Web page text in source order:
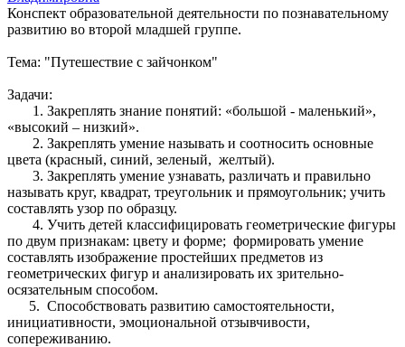
Конспект образовательной деятельности по познавательному
развитию во второй младшей группе.
Тема: "Путешествие с зайчонком"
Задачи:
1. Закреплять знание понятий: «большой - маленький»,
«высокий – низкий».
2. Закреплять умение называть и соотносить основные
цвета (красный, синий, зеленый, желтый).
3. Закреплять умение узнавать, различать и правильно
называть круг, квадрат, треугольник и прямоугольник; учить
составлять узор по образцу.
4. Учить детей классифицировать геометрические фигуры
по двум признакам: цвету и форме; формировать умение
составлять изображение простейших предметов из
геометрических фигур и анализировать их зрительно-
осязательным способом.
5. Способствовать развитию самостоятельности,
инициативности, эмоциональной отзывчивости,
сопереживанию.